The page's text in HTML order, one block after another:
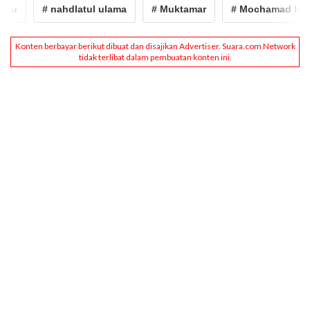
# nahdlatul ulama # Muktamar # Mochamad Irfan